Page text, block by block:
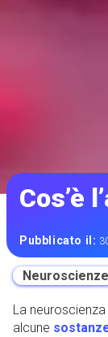
Cos’è
Pubblicato il:
La
alcune